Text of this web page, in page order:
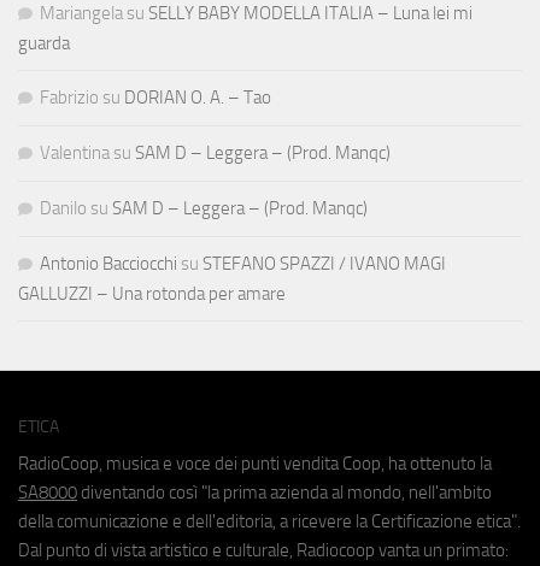
Mariangela su SELLY BABY MODELLA ITALIA – Luna lei mi
guarda
Fabrizio su DORIAN O. A. – Tao
Valentina su SAM D – Leggera – (Prod. Manqc)
Danilo su SAM D – Leggera – (Prod. Manqc)
Antonio Bacciocchi su STEFANO SPAZZI / IVANO MAGI
GALLUZZI – Una rotonda per amare
ETICA
RadioCoop, musica e voce dei punti vendita Coop, ha ottenuto la
SA8000 diventando così "la prima azienda al mondo, nell'ambito
della comunicazione e dell'editoria, a ricevere la Certificazione etica".
Dal punto di vista artistico e culturale, Radiocoop vanta un primato: